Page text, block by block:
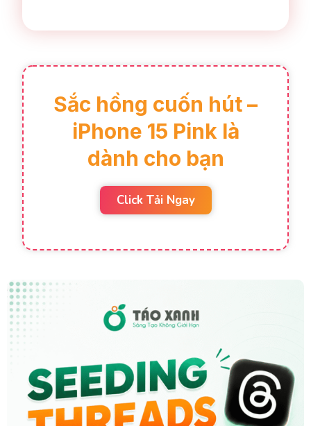
Sắc hồng cuốn hút –
iPhone 15 Pink là
dành cho bạn
Click Tải Ngay